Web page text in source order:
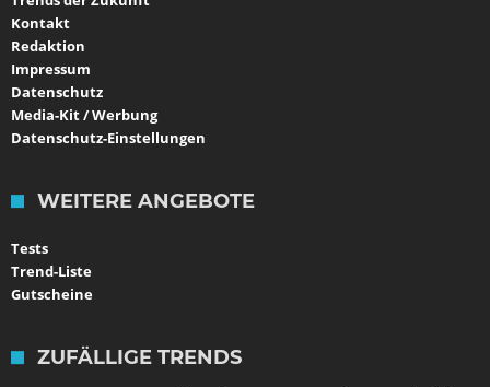
Kontakt
Redaktion
Impressum
Datenschutz
Media-Kit / Werbung
Datenschutz-Einstellungen
WEITERE ANGEBOTE
Tests
Trend-Liste
Gutscheine
ZUFÄLLIGE TRENDS